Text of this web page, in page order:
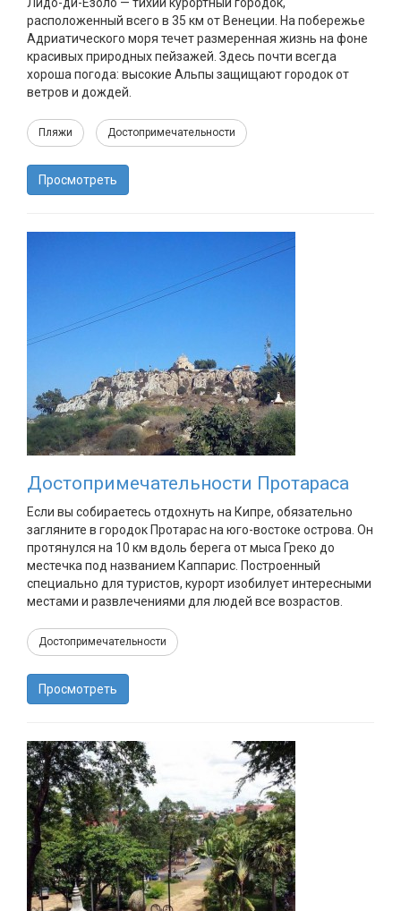
расположенный всего в 35 км от Венеции. На побережье
Адриатического моря течет размеренная жизнь на фоне
красивых природных пейзажей. Здесь почти всегда
хороша погода: высокие Альпы защищают городок от
ветров и дождей.
Пляжи Достопримечательности
Просмотреть
Достопримечательности Протараса
Если вы собираетесь отдохнуть на Кипре, обязательно
загляните в городок Протарас на юго-востоке острова. Он
протянулся на 10 км вдоль берега от мыса Греко до
местечка под названием Каппарис. Построенный
специально для туристов, курорт изобилует интересными
местами и развлечениями для людей все возрастов.
Достопримечательности
Просмотреть